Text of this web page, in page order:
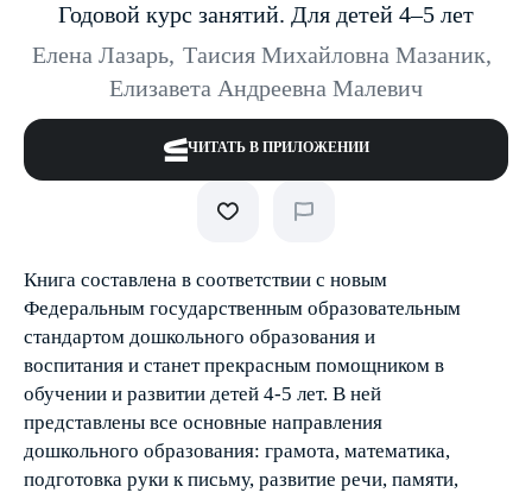
Годовой курс занятий. Для детей 4–5 лет
Елена Лазарь, Таисия Михайловна Мазаник,
Елизавета Андреевна Малевич
ЧИТАТЬ В ПРИЛОЖЕНИИ
Книга составлена в соответствии с новым
Федеральным государственным образовательным
стандартом дошкольного образования и
воспитания и станет прекрасным помощником в
обучении и развитии детей 4-5 лет. В ней
представлены все основные направления
дошкольного образования: грамота, математика,
подготовка руки к письму, развитие речи, памяти,